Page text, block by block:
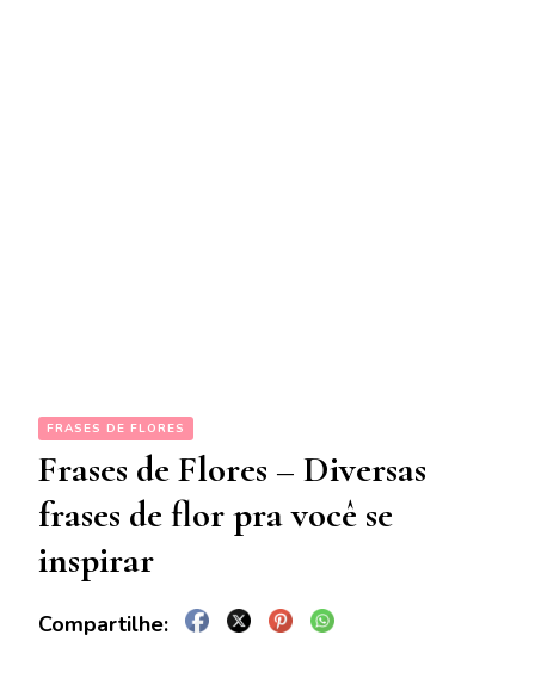
FRASES DE FLORES
Frases de Flores – Diversas
frases de flor pra você se
inspirar